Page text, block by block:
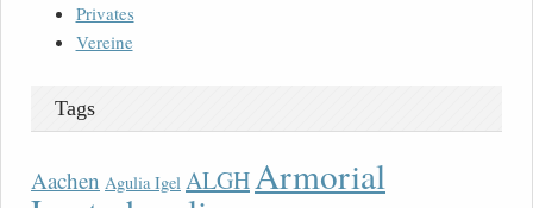
Privates
Vereine
Tags
Aachen Agulia Igel ALGHArmorial